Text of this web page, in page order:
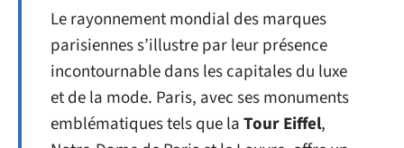
Le rayonnement mondial des marques
parisiennes s’illustre par leur présence
incontournable dans les capitales du luxe
et de la mode. Paris, avec ses monuments
emblématiques tels que laTour Eiffel,